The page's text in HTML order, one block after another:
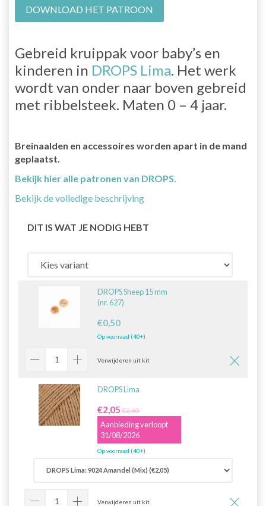
DOWNLOAD HET PATROON
Gebreid kruippak voor baby’s en
kinderen in DROPS Lima. Het werk
wordt van onder naar boven gebreid
met ribbelsteek. Maten 0 – 4 jaar.
Breinaalden en accessoires worden apart in de mand
geplaatst.
Bekijk hier alle patronen van DROPS.
Bekijk de volledige beschrijving
DIT IS WAT JE NODIG HEBT
DROPS Sheep 15 mm
(nr. 627)
€0,50
Op voorraad (40+)
Verwijderen uit kit
DROPS Lima
€2,05 €2,60
Aanbieding verloopt
31/08/2026
Op voorraad (40+)
Verwijderen uit kit